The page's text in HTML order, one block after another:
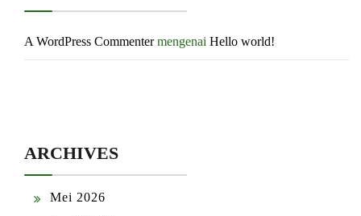
A WordPress Commentermengenai Hello world!
ARCHIVES
Mei 2026